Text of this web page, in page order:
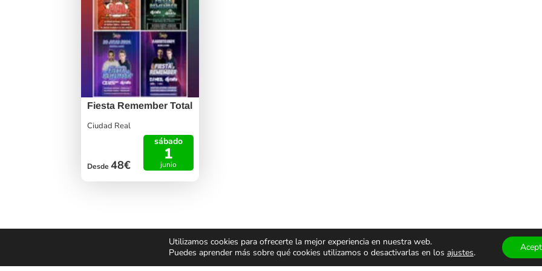
Fiesta Remember Total
Ciudad Real
Desde 48€
sábado
1
junio
Utilizamos cookies para ofrecerte la mejor experiencia en nuestra web.
Puedes aprender más sobre qué cookies utilizamos o desactivarlas en los ajustes.